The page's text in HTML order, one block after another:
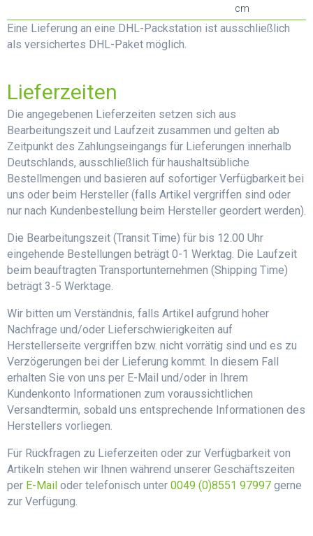
cm
Eine Lieferung an eine DHL-Packstation ist ausschließlich
als versichertes DHL-Paket möglich.
Lieferzeiten
Die angegebenen Lieferzeiten setzen sich aus
Bearbeitungszeit und Laufzeit zusammen und gelten ab
Zeitpunkt des Zahlungseingangs für Lieferungen innerhalb
Deutschlands, ausschließlich für haushaltsübliche
Bestellmengen und basieren auf sofortiger Verfügbarkeit bei
uns oder beim Hersteller (falls Artikel vergriffen sind oder
nur nach Kundenbestellung beim Hersteller geordert werden).
Die Bearbeitungszeit (Transit Time) für bis 12.00 Uhr
eingehende Bestellungen beträgt 0-1 Werktag. Die Laufzeit
beim beauftragten Transportunternehmen (Shipping Time)
beträgt 3-5 Werktage.
Wir bitten um Verständnis, falls Artikel aufgrund hoher
Nachfrage und/oder Lieferschwierigkeiten auf
Herstellerseite vergriffen bzw. nicht vorrätig sind und es zu
Verzögerungen bei der Lieferung kommt. In diesem Fall
erhalten Sie von uns per E-Mail und/oder in Ihrem
Kundenkonto Informationen zum voraussichtlichen
Versandtermin, sobald uns entsprechende Informationen des
Herstellers vorliegen.
Für Rückfragen zu Lieferzeiten oder zur Verfügbarkeit von
Artikeln stehen wir Ihnen während unserer Geschäftszeiten
per E-Mail oder telefonisch unter 0049 (0)8551 97997 gerne
zur Verfügung.